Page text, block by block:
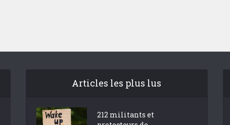
Articles les plus lus
212 militants et